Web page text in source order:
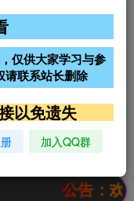
高防免备案服务器
价文字广告位招租
价文字广告位招租
公告：欢迎
仅供大家学习与参
请联系站长删除
以免遗失
加入QQ群